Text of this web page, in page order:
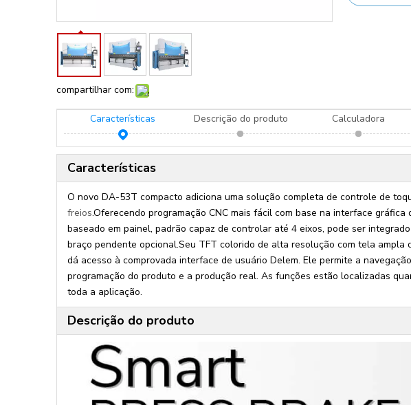
compartilhar com:
Características Descrição do produto Calculadora
Características
O novo DA-53T compacto adiciona uma solução completa de controle de
freios.Oferecendo programação CNC mais fácil com base na interface
baseado em painel, padrão capaz de controlar até 4 eixos, pode ser
braço pendente opcional.Seu TFT colorido de alta resolução com tela
dá acesso à comprovada interface de usuário Delem. Ele permite a
programação do produto e a produção real. As funções estão localizadas
toda a aplicação.
Descrição do produto